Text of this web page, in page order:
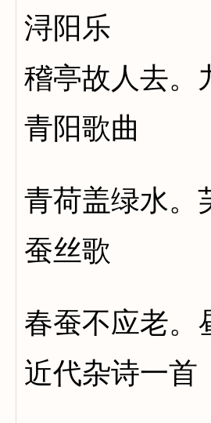
浔阳乐
稽亭故人去。
青阳歌曲
青荷盖绿水。
蚕丝歌
春蚕不应老。
近代杂诗一首